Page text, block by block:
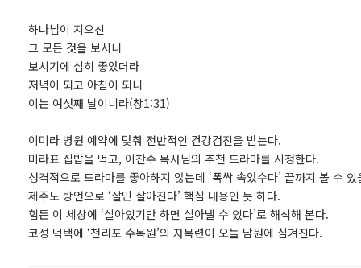
하나님이 지으신
그 모든 것을 보시니
보시기에 심히 좋았더라
저녁이 되고 아침이 되니
이는 여섯째 날이니라(창1:31)
이미라 병원 예약에 맞춰 전반적인 건강검진을 받는다.
미라표 집밥을 먹고, 이찬수 목사님의 추천 드라마를 시청한다.
성격적으로 드라마를 좋아하지 않는데 ‘폭싹 속았수다’ 끝까지 볼 수 있
제주도 방언으로 ‘살민 살아진다’ 핵심 내용인 듯 하다.
힘든 이 세상에 ‘살아있기만 하면 살아낼 수 있다’로 해석해 본다.
코성 덕택에 ‘천리포 수목원’의 자목련이 오늘 남원에 심겨진다.